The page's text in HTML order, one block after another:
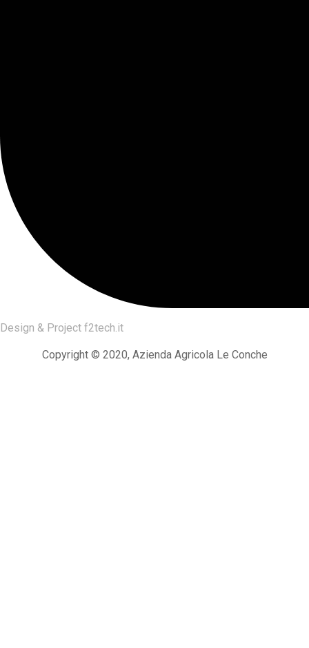
Design & Project f2tech.it
Copyright © 2020, Azienda Agricola Le Conche